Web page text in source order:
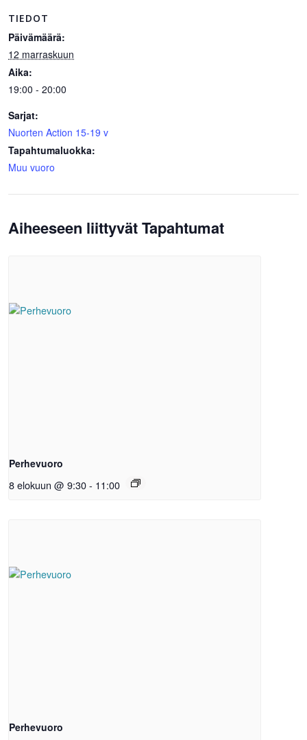
TIEDOT
Päivämäärä:
12 marraskuun
Aika:
19:00 - 20:00
Sarjat:
Nuorten Action 15-19 v
Tapahtumaluokka:
Muu vuoro
Aiheeseen liittyvät Tapahtumat
Perhevuoro
8 elokuun @ 9:30- 11:00
Perhevuoro